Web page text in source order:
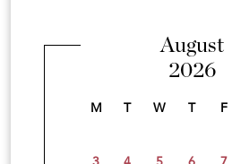
August
2026
M T W T F